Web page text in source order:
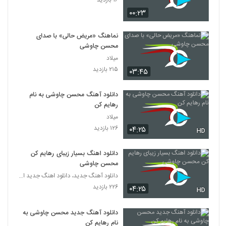
۰۰:۲۳
۰۳:۴۵
نماهنگ «مریض حالی» با صدای
محسن چاوشی
میلاد
۲۱۵ بازدید
۰۴:۲۵ HD
دانلود آهنگ محسن چاوشی به نام
رهایم کن
میلاد
۱۲۶ بازدید
۰۴:۲۵ HD
دانلود اهنگ بسیار زیبای رهایم کن
محسن چاوشی
دانلود آهنگ جدید، دانلود اهنگ جدید ایرانی
۲۲۶ بازدید
دانلود آهنگ جدید محسن چاوشی به
نام رهایم کن